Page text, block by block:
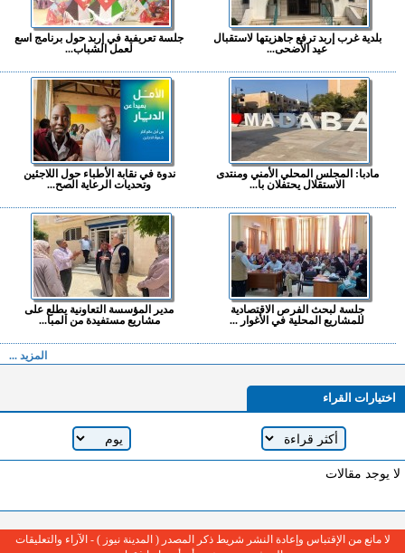
بلدية غرب إربد ترفع جاهزيتها لاستقبال
عيد الأضحى...
جلسة تعريفية في إربد حول برنامج اسع
لعمل الشباب...
مادبا: المجلس المحلي الأمني ومنتدى
الاستقلال يحتفلان با...
ندوة في نقابة الأطباء حول اللاجئين
وتحديات الرعاية الصح...
جلسة لبحث الفرص الاقتصادية
للمشاريع المحلية في الأغوار ...
مدير المؤسسة التعاونية يطلع على
مشاريع مستفيدة من المبا...
المزيد ...
اختيارات القراء
لا يوجد مقالات
لا مانع من الإقتباس وإعادة النشر شريط ذكر المصدر ( المدينة نيوز ) - الآراء والتعليقات